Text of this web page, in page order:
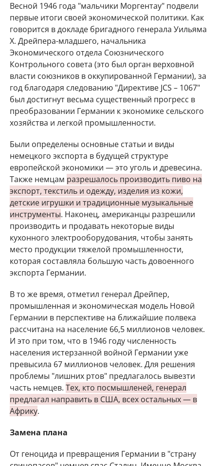
Весной 1946 года "мальчики Моргентау" подвели
первые итоги своей экономической политики. Как
говорится в докладе бригадного генерала Уильяма
Х. Дрейпера-младшего, начальника
Экономического отдела Союзнического
Контрольного совета (это был орган верховной
власти союзников в оккупированной Германии), за
год благодаря следованию "Директиве JCS – 1067"
был достигнут весьма существенный прогресс в
преобразовании Германии к экономике сельского
хозяйства и легкой промышленности.
Были определены основные статьи и виды
немецкого экспорта в будущей структуре
европейской экономики — это уголь и древесина.
Также немцам разрешалось производить пиво на
экспорт, текстиль и одежду, изделия из кожи,
детские игрушки и традиционные музыкальные
инструменты. Наконец, американцы разрешили
производить и продавать некоторые виды
кухонного электрооборудования, чтобы занять
место продукции тяжелой промышленности,
которая составляла большую часть довоенного
экспорта Германии.
В то же время, отметил генерал Дрейпер,
промышленная и экономическая модель Новой
Германии в перспективе на ближайшие полвека
рассчитана на население 66,5 миллионов человек.
И это при том, что в 1946 году численность
населения истерзанной войной Германии уже
превысила 67 миллионов человек. Для решения
проблемы "лишних ртов" предлагалось вывезти
часть немцев. Тех, кто посмышленей, генерал
предлагал направить в США, всех остальных — в
Африку.
Замена плана
От геноцида и превращения Германии в "страну